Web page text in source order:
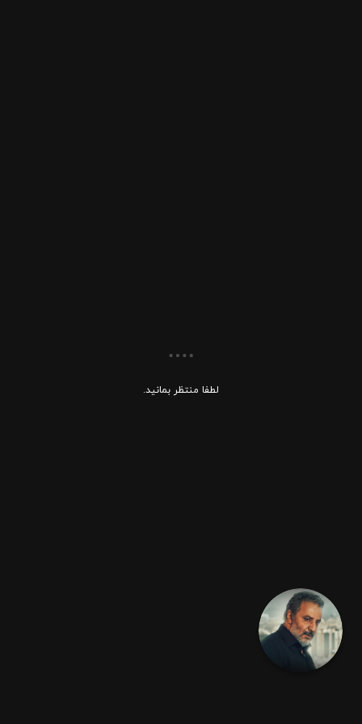
لطفا منتظر بمانید.